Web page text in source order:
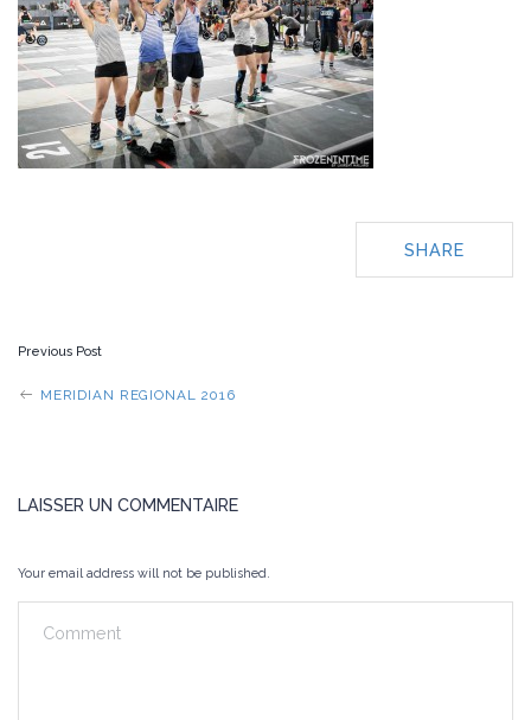
SHARE
POST
NAVIGATION
Previous Post
MERIDIAN REGIONAL 2016
LAISSER UN COMMENTAIRE
Your email address will not be published.